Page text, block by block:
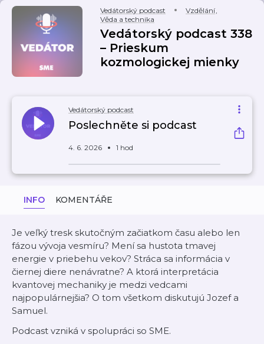
Vedátorský podcast Vzdělání,
Věda a technika
Vedátorský podcast 338
– Prieskum
kozmologickej mienky
Vedátorský podcast
Poslechněte si podcast
4. 6. 2026 1 hod
INFO KOMENTÁŘE
Je veľký tresk skutočným začiatkom času alebo len
fázou vývoja vesmíru? Mení sa hustota tmavej
energie v priebehu vekov? Stráca sa informácia v
čiernej diere nenávratne? A ktorá interpretácia
kvantovej mechaniky je medzi vedcami
najpopulárnejšia? O tom všetkom diskutujú Jozef a
Samuel.
Podcast vzniká v spolupráci so SME.